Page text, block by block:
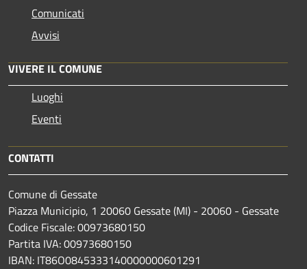
Comunicati
Avvisi
VIVERE IL COMUNE
Luoghi
Eventi
CONTATTI
Comune di Gessate
Piazza Municipio, 1 20060 Gessate (MI) - 20060 - Gessate
Codice Fiscale: 00973680150
Partita IVA: 00973680150
IBAN: IT86O0845333140000000601291